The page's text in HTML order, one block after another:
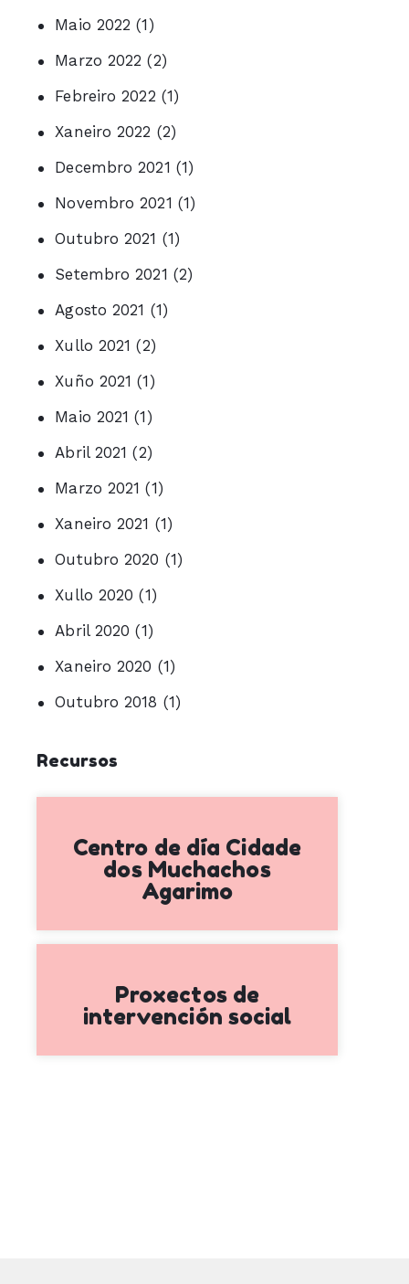
Maio 2022 (1)
Marzo 2022 (2)
Febreiro 2022 (1)
Xaneiro 2022 (2)
Decembro 2021 (1)
Novembro 2021 (1)
Outubro 2021 (1)
Setembro 2021 (2)
Agosto 2021 (1)
Xullo 2021 (2)
Xuño 2021 (1)
Maio 2021 (1)
Abril 2021 (2)
Marzo 2021 (1)
Xaneiro 2021 (1)
Outubro 2020 (1)
Xullo 2020 (1)
Abril 2020 (1)
Xaneiro 2020 (1)
Outubro 2018 (1)
Recursos
Centro de día Cidade
dos Muchachos
Agarimo
Proxectos de
intervención social